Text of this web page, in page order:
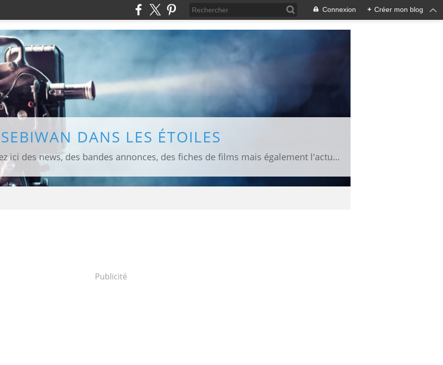
Connexion + Créer mon blog
SEBIWAN DANS LES ÉTOILES
Fan de cinéma, vous trouverez ici des news, des bandes annonces, des fiches de films mais également l'actu des séries TV.
Publicité